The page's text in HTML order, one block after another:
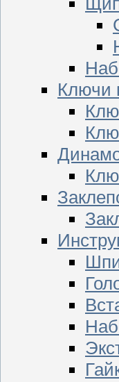
Ключи